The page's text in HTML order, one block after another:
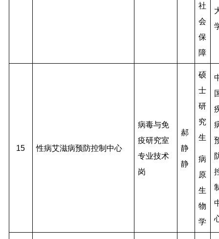
社
会
保
障
15 性病艾滋病预防控制中心
病毒与免
疫研究室
专业技术
岗
郝
静
静
硕
士
研
究
生
病
原
生
物
学